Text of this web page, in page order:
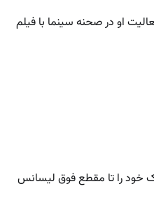
او در صحنه سینما با فیلم
خود را تا مقطع فوق لیسانس